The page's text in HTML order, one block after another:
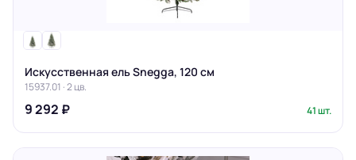
Искусственная ель Snegga, 120 см
15937.01 · 2 цв.
9 292 ₽ 41 шт.